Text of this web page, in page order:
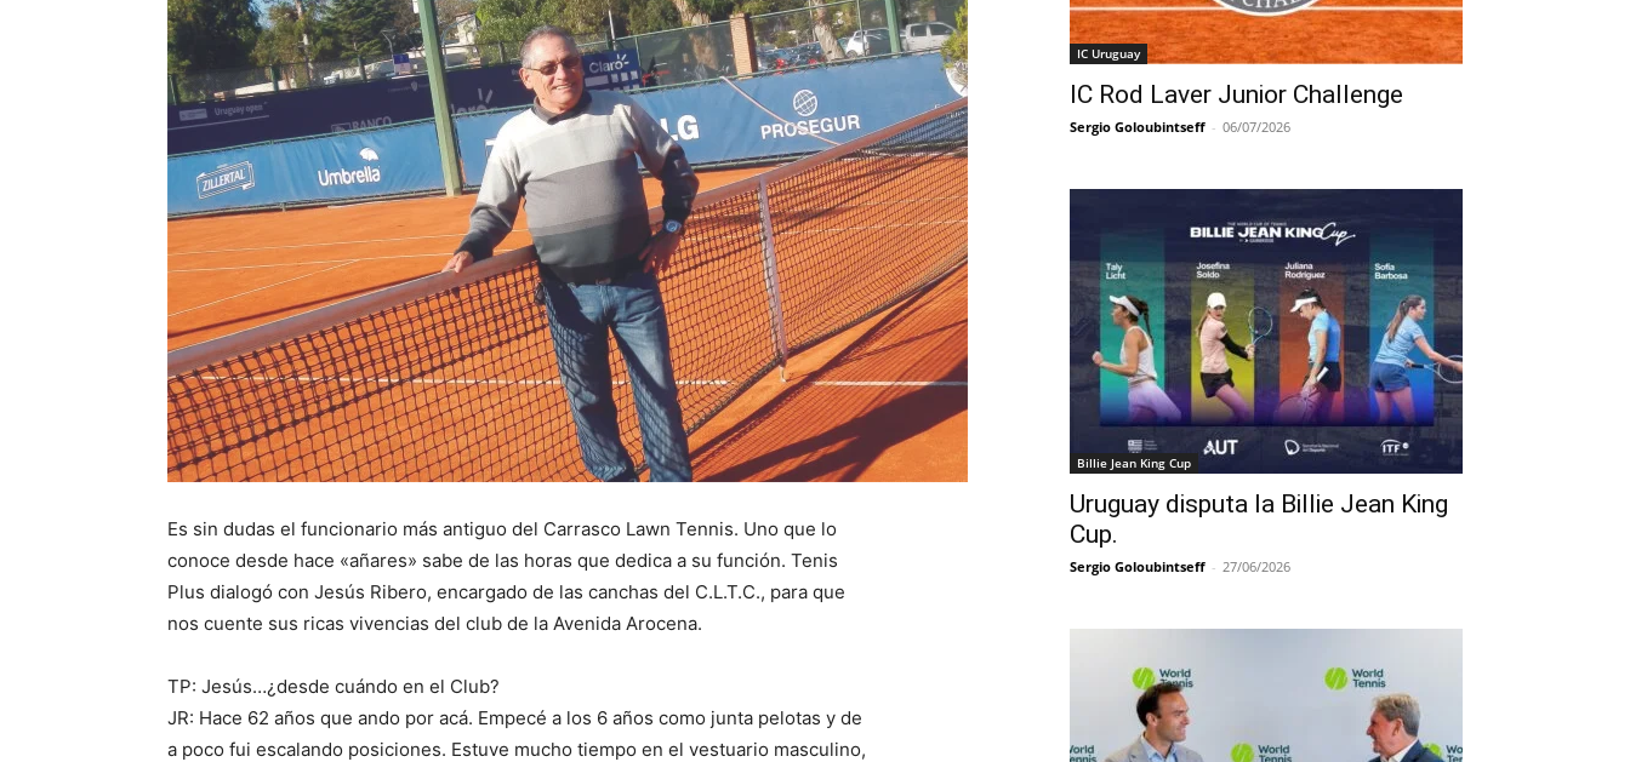
Es sin dudas el funcionario más antiguo del Carrasco Lawn Tennis. Uno que lo
conoce desde hace «añares» sabe de las horas que dedica a su función. Tenis
Plus dialogó con Jesús Ribero, encargado de las canchas del C.L.T.C., para que
nos cuente sus ricas vivencias del club de la Avenida Arocena.
TP: Jesús…¿desde cuándo en el Club?
JR: Hace 62 años que ando por acá. Empecé a los 6 años como junta pelotas y de
a poco fui escalando posiciones. Estuve mucho tiempo en el vestuario masculino,
IC Uruguay
IC Rod Laver Junior Challenge
Sergio Goloubintseff - 06/07/2026
Billie Jean King Cup
Uruguay disputa la Billie Jean King
Cup.
Sergio Goloubintseff - 27/06/2026